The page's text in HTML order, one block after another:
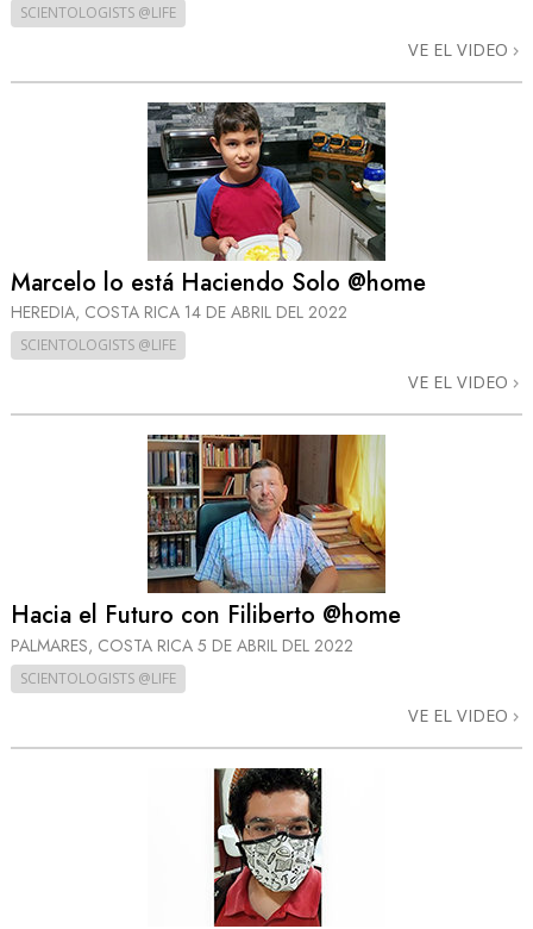
SCIENTOLOGISTS @LIFE
VE EL VIDEO
Marcelo lo está Haciendo Solo @home
HEREDIA, COSTA RICA 14 DE ABRIL DEL 2022
SCIENTOLOGISTS @LIFE
VE EL VIDEO
Hacia el Futuro con Filiberto @home
PALMARES, COSTA RICA 5 DE ABRIL DEL 2022
SCIENTOLOGISTS @LIFE
VE EL VIDEO